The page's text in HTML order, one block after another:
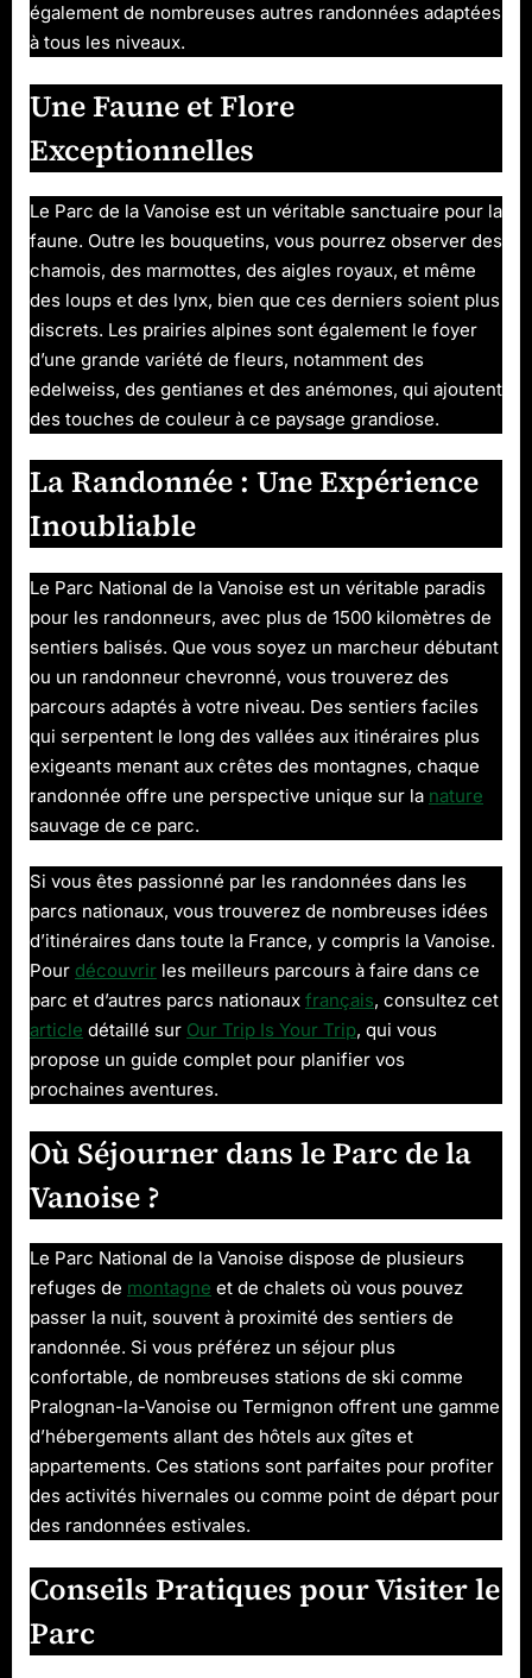
également de nombreuses autres randonnées adaptées
à tous les niveaux.
Une Faune et Flore
Exceptionnelles
Le Parc de la Vanoise est un véritable sanctuaire pour la
faune. Outre les bouquetins, vous pourrez observer des
chamois, des marmottes, des aigles royaux, et même
des loups et des lynx, bien que ces derniers soient plus
discrets. Les prairies alpines sont également le foyer
d’une grande variété de fleurs, notamment des
edelweiss, des gentianes et des anémones, qui ajoutent
des touches de couleur à ce paysage grandiose.
La Randonnée : Une Expérience
Inoubliable
Le Parc National de la Vanoise est un véritable paradis
pour les randonneurs, avec plus de 1500 kilomètres de
sentiers balisés. Que vous soyez un marcheur débutant
ou un randonneur chevronné, vous trouverez des
parcours adaptés à votre niveau. Des sentiers faciles
qui serpentent le long des vallées aux itinéraires plus
exigeants menant aux crêtes des montagnes, chaque
randonnée offre une perspective unique sur la nature
sauvage de ce parc.
Si vous êtes passionné par les randonnées dans les
parcs nationaux, vous trouverez de nombreuses idées
d’itinéraires dans toute la France, y compris la Vanoise.
Pour découvrir les meilleurs parcours à faire dans ce
parc et d’autres parcs nationaux français, consultez cet
article détaillé sur Our Trip Is Your Trip, qui vous
propose un guide complet pour planifier vos
prochaines aventures.
Où Séjourner dans le Parc de la
Vanoise ?
Le Parc National de la Vanoise dispose de plusieurs
refuges de montagne et de chalets où vous pouvez
passer la nuit, souvent à proximité des sentiers de
randonnée. Si vous préférez un séjour plus
confortable, de nombreuses stations de ski comme
Pralognan-la-Vanoise ou Termignon offrent une gamme
d’hébergements allant des hôtels aux gîtes et
appartements. Ces stations sont parfaites pour profiter
des activités hivernales ou comme point de départ pour
des randonnées estivales.
Conseils Pratiques pour Visiter le
Parc